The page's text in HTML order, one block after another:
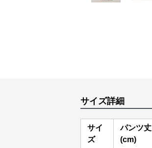
サイズ詳細
サイ
ズ
パンツ丈
(cm)